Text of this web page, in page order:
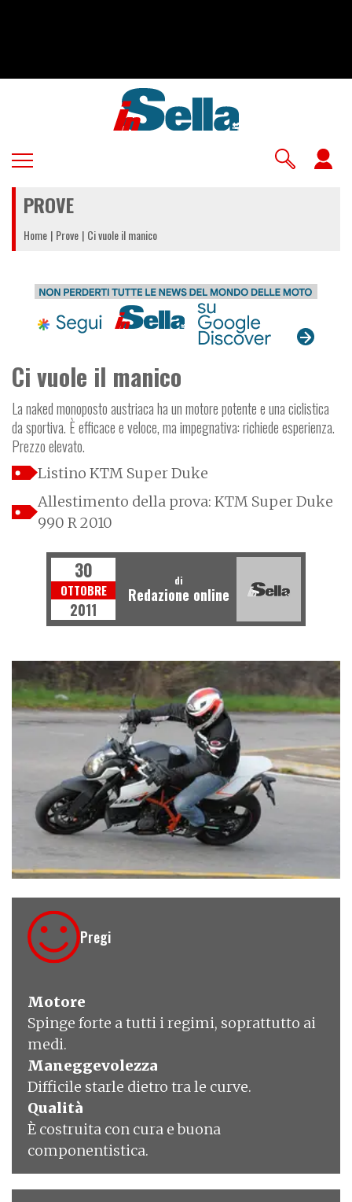
PROVE
Home Prove Ci vuole il manico
Ci vuole il manico
La naked monoposto austriaca ha un motore potente e una ciclistica
da sportiva. È efficace e veloce, ma impegnativa: richiede esperienza.
Prezzo elevato.
Listino KTM Super Duke
Allestimento della prova: KTM Super Duke
990 R 2010
30
OTTOBRE
2011
di
Redazione online
€ 11.995
Pregi
Motore
Spinge forte a tutti i regimi, soprattutto ai
medi.
Maneggevolezza
Difficile starle dietro tra le curve.
Qualità
È costruita con cura e buona
componentistica.